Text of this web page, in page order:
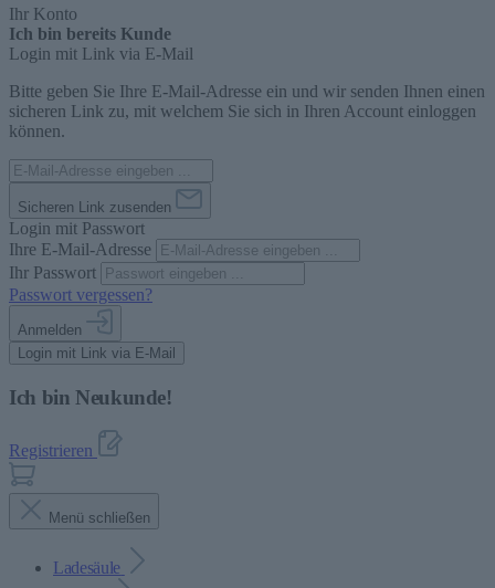
Ihr Konto
Ich bin bereits Kunde
Login mit Link via E-Mail
Bitte geben Sie Ihre E-Mail-Adresse ein und wir senden Ihnen einen
sicheren Link zu, mit welchem Sie sich in Ihren Account einloggen
können.
Sicheren Link zusenden
Login mit Passwort
Ihre E-Mail-Adresse
Ihr Passwort
Passwort vergessen?
Anmelden
Login mit Link via E-Mail
Ich bin Neukunde!
Registrieren
Menü schließen
Ladesäule